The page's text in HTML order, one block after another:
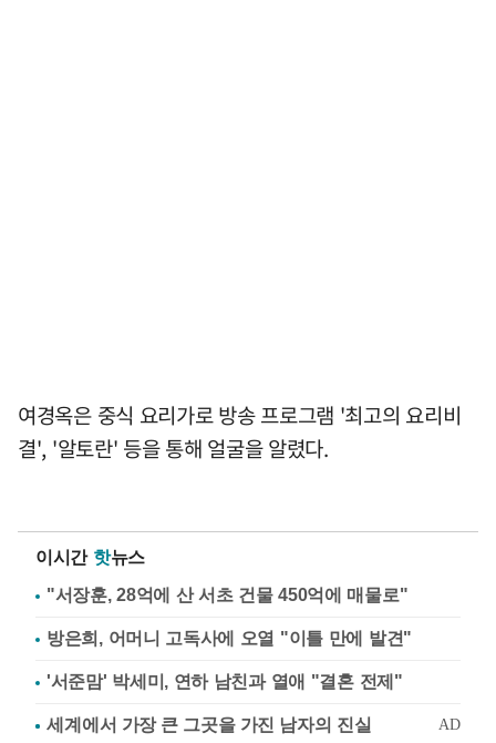
여경옥은 중식 요리가로 방송 프로그램 '최고의 요리비
결', '알토란' 등을 통해 얼굴을 알렸다.
이시간 핫뉴스
"서장훈, 28억에 산 서초 건물 450억에 매물로"
방은희, 어머니 고독사에 오열 "이틀 만에 발견"
'서준맘' 박세미, 연하 남친과 열애 "결혼 전제"